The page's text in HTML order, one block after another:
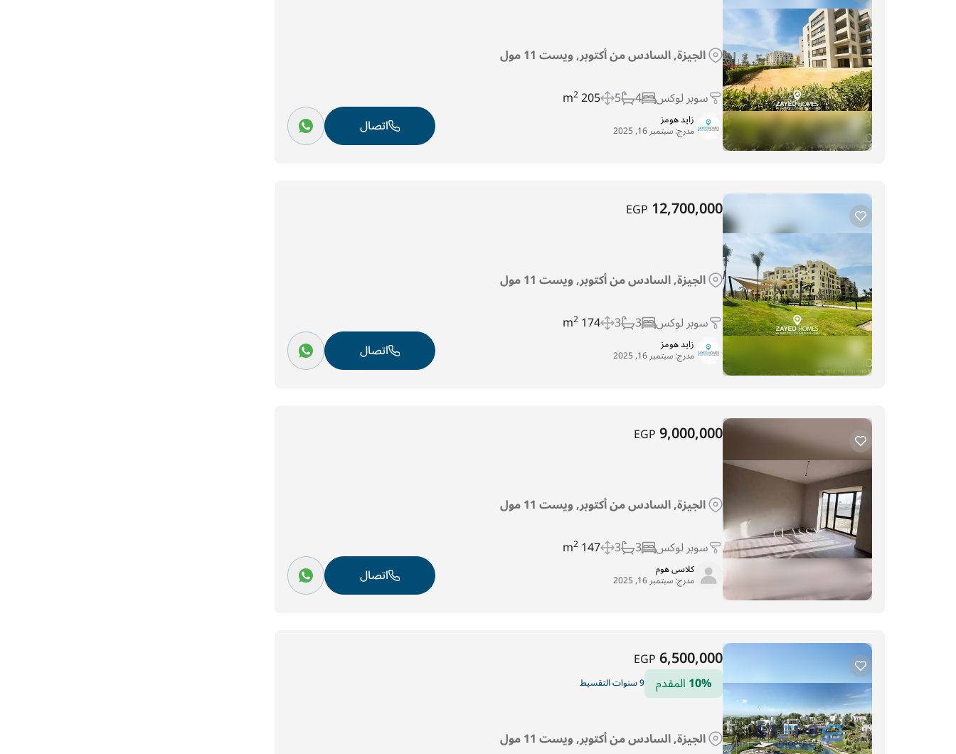
الجيزة, السادس من أكتوبر, ويست 11 مول
سوبر لوكس 4
5
205 m
2
زايد هومز
مدرج:سبتمبر 16, 2025 اتصال
12,700,000
EGP
الجيزة, السادس من أكتوبر, ويست 11 مول
سوبر لوكس 3
3
174 m
2
زايد هومز
مدرج:سبتمبر 16, 2025 اتصال
9,000,000
EGP
الجيزة, السادس من أكتوبر, ويست 11 مول
سوبر لوكس 3
3
147 m
2
كلاسى هوم
مدرج:سبتمبر 16, 2025 اتصال
6,500,000
EGP
10%المقدم 9 سنوات التقسيط
الجيزة, السادس من أكتوبر, ويست 11 مول